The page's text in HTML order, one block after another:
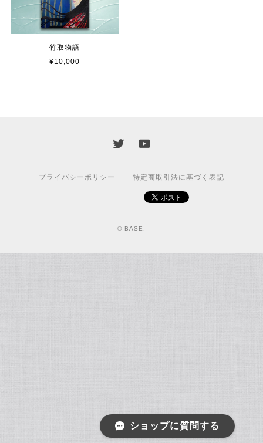
竹取物語
¥10,000
プライバシーポリシー 特定商取引法に基づく表記
© BASE.
ショップに質問する